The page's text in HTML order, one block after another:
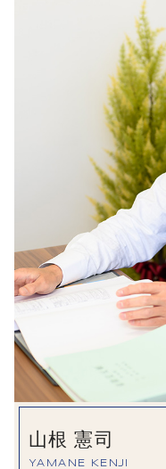
山根 憲司
YAMANE KENJI